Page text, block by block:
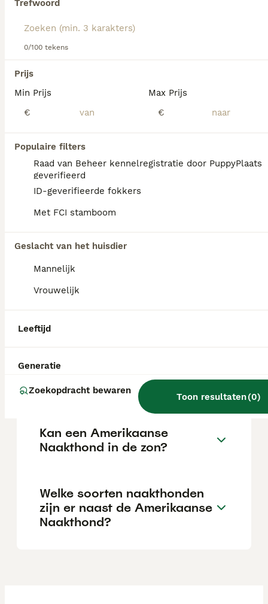
Trefwoord
0/100 tekens
Prijs
Min Prijs
€
Max Prijs
€
Populaire filters
Raad van Beheer kennelregistratie door PuppyPlaats
geverifieerd
ID-geverifieerde fokkers
Met FCI stamboom
Geslacht van het huisdier
Mannelijk
Vrouwelijk
Leeftijd
Generatie
Zoekopdracht bewaren
Toon resultaten(0)
We hebben 0 Amerikaanse Naakthond Pups
Als je toekomstige resultaten wil zien voor deze
exacte zoekopdracht, sla dan je zoekopdracht op en
vind jouw perfecte hond:
Zoekopdracht bewaren
FAQ's
Wat kost een Amerikaanse
naakthond?
De Amerikaanse naakthond is een bijzonder
de aanschafprijs aan de hogere kant ligt.
terriërs goede huisdieren?
Hoe is het karakter van een
Amerikaanse Naakthond?
Kan een Amerikaanse
Naakthond in de zon?
Welke soorten naakthonden
zijn er naast de Amerikaanse
Naakthond?